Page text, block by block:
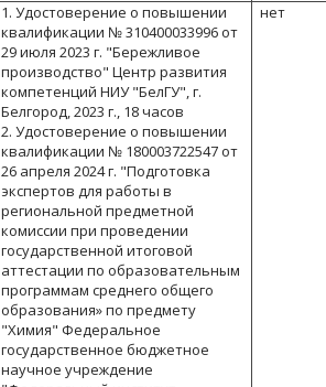
1. Удостоверение о повышении
квалификации № 310400033996 от
29 июля 2023 г. "Бережливое
производство" Центр развития
компетенций НИУ "БелГУ", г.
Белгород, 2023 г., 18 часов
2. Удостоверение о повышении
квалификации № 180003722547 от
26 апреля 2024 г. "Подготовка
экспертов для работы в
региональной предметной
комиссии при проведении
государственной итоговой
аттестации по образовательным
программам среднего общего
образования» по предмету
"Химия" Федеральное
государственное бюджетное
научное учреждение
нет